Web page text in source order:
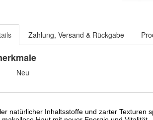
Zahlung, Versand & Rückgabe
Neu